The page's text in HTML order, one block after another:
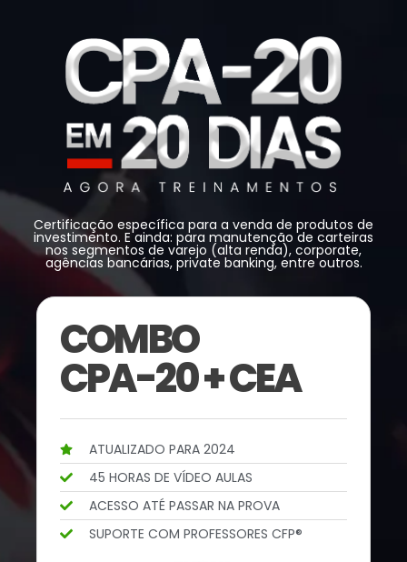
Certificação específica para a venda de produtos de
investimento. E ainda: para manutenção de carteiras
nos segmentos de varejo (alta renda), corporate,
agências bancárias, private banking, entre outros.
COMBO
CPA-20 + CEA
ATUALIZADO PARA 2024
45 HORAS DE VÍDEO AULAS
ACESSO ATÉ PASSAR NA PROVA
SUPORTE COM PROFESSORES CFP®